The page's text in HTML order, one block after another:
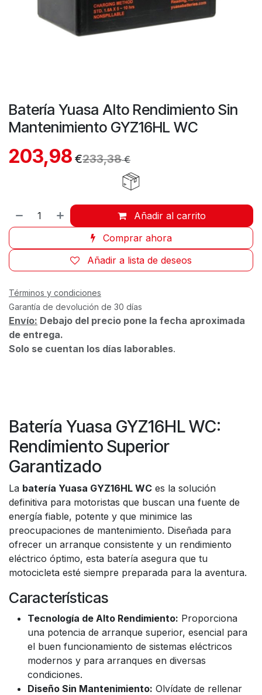
Batería Yuasa Alto Rendimiento Sin
Mantenimiento GYZ16HL WC
203,98 €233,38€
Añadir al carrito
Comprar ahora
Añadir a lista de deseos
Términos y condiciones
Garantía de devolución de 30 días
Envío: Debajo del precio pone la fecha aproximada
de entrega.
Solo se cuentan los días laborables.
Batería Yuasa GYZ16HL WC:
Rendimiento Superior
Garantizado
La batería Yuasa GYZ16HL WC es la solución
definitiva para motoristas que buscan una fuente de
energía fiable, potente y que minimice las
preocupaciones de mantenimiento. Diseñada para
ofrecer un arranque consistente y un rendimiento
eléctrico óptimo, esta batería asegura que tu
motocicleta esté siempre preparada para la aventura.
Características
Tecnología de Alto Rendimiento: Proporciona
una potencia de arranque superior, esencial para
el buen funcionamiento de sistemas eléctricos
modernos y para arranques en diversas
condiciones.
Diseño Sin Mantenimiento: Olvídate de rellenar